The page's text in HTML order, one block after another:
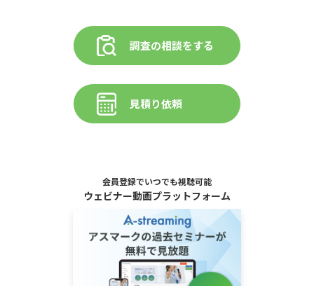
調査の相談をする
見積り依頼
会員登録でいつでも視聴可能
ウェビナー動画プラットフォーム